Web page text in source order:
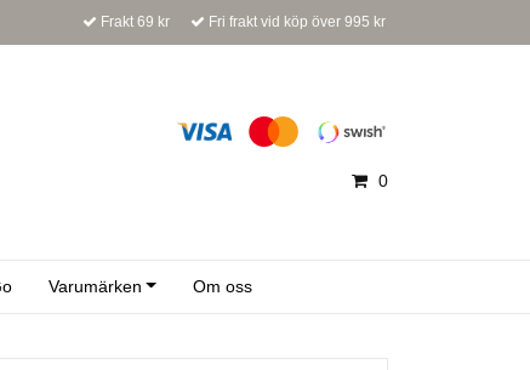
Frakt 69 kr Fri frakt vid köp över 995 kr
0
Varumärken Om oss